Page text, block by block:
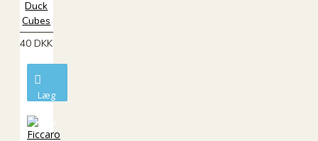
Duck
Cubes
40 DKK
Læg
kurv